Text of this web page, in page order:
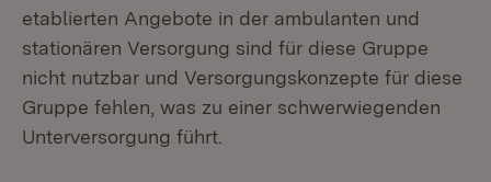
etablierten Angebote in der ambulanten und
stationären Versorgung sind für diese Gruppe
nicht nutzbar und Versorgungskonzepte für diese
Gruppe fehlen, was zu einer schwerwiegenden
Unterversorgung führt.